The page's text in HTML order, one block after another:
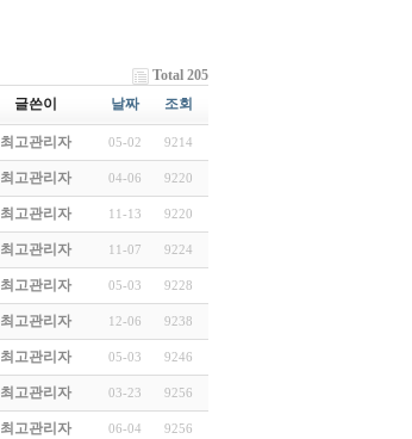
Total 205
글쓴이 날짜 조회
최고관리자 05-02 9214
최고관리자 04-06 9220
최고관리자 11-13 9220
최고관리자 11-07 9224
최고관리자 05-03 9228
최고관리자 12-06 9238
최고관리자 05-03 9246
최고관리자 03-23 9256
최고관리자 06-04 9256